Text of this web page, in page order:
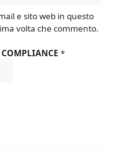
e sito web in questo
volta che commento.
COMPLIANCE *